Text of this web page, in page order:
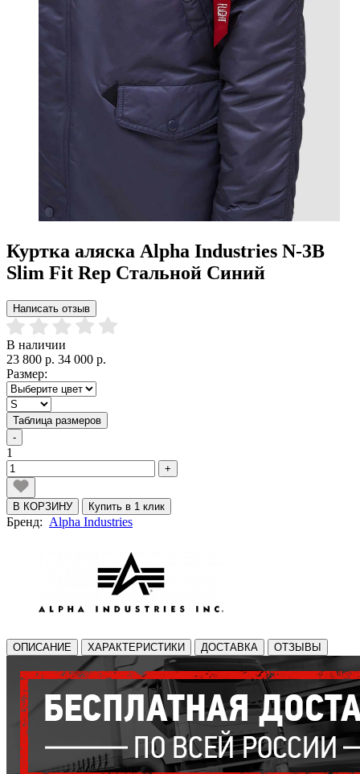
Куртка аляска Alpha Industries N-3B
Slim Fit Rep Стальной Синий
Написать отзыв
В наличии
23 800 р. 34 000 р.
Размер:
Таблица размеров
-
1
+
В КОРЗИНУ Купить в 1 клик
Бренд: Alpha Industries
ОПИСАНИЕ ХАРАКТЕРИСТИКИ ДОСТАВКА ОТЗЫВЫ